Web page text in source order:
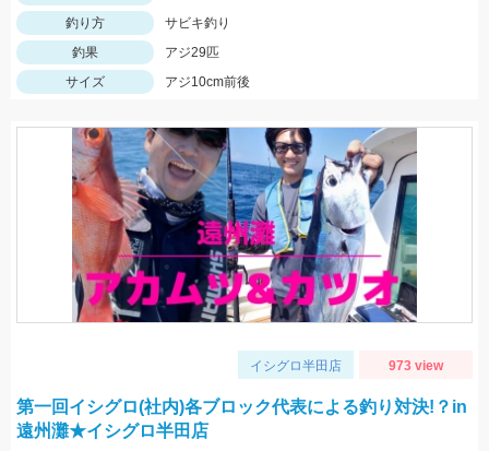
釣り方
サビキ釣り
釣果
アジ29匹
サイズ
アジ10cm前後
イシグロ半田店 973 view
第一回イシグロ(社内)各ブロック代表による釣り対決!？in
遠州灘★イシグロ半田店